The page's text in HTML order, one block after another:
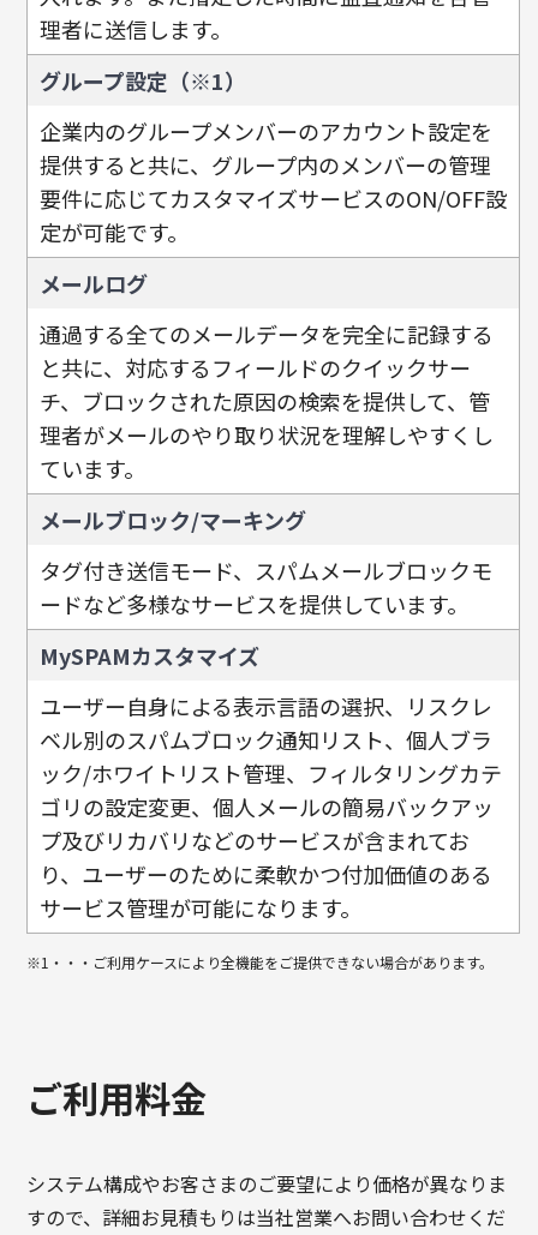
理者に送信します。
グループ設定（※1）
企業内のグループメンバーのアカウント設定を
提供すると共に、グループ内のメンバーの管理
要件に応じてカスタマイズサービスのON/OFF設
定が可能です。
メールログ
通過する全てのメールデータを完全に記録する
と共に、対応するフィールドのクイックサー
チ、ブロックされた原因の検索を提供して、管
理者がメールのやり取り状況を理解しやすくし
ています。
メールブロック/マーキング
タグ付き送信モード、スパムメールブロックモ
ードなど多様なサービスを提供しています。
MySPAMカスタマイズ
ユーザー自身による表示言語の選択、リスクレ
ベル別のスパムブロック通知リスト、個人ブラ
ック/ホワイトリスト管理、フィルタリングカテ
ゴリの設定変更、個人メールの簡易バックアッ
プ及びリカバリなどのサービスが含まれてお
り、ユーザーのために柔軟かつ付加価値のある
サービス管理が可能になります。
※1・・・ご利用ケースにより全機能をご提供できない場合があります。
ご利用料金
システム構成やお客さまのご要望により価格が異なりま
すので、詳細お見積もりは当社営業へお問い合わせくだ